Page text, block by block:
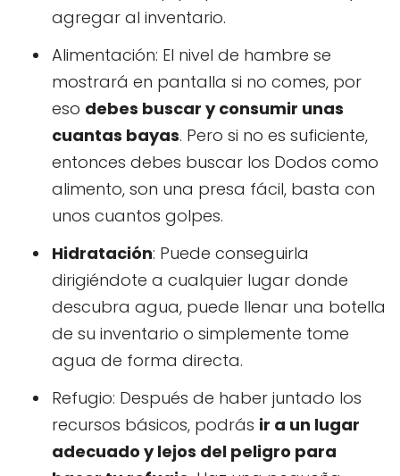
agregar al inventario.
Alimentación: El nivel de hambre se
mostrará en pantalla si no comes, por
eso debes buscar y consumir unas
cuantas bayas. Pero si no es suficiente,
entonces debes buscar los Dodos como
alimento, son una presa fácil, basta con
unos cuantos golpes.
Hidratación: Puede conseguirla
dirigiéndote a cualquier lugar donde
descubra agua, puede llenar una botella
de su inventario o simplemente tome
agua de forma directa.
Refugio: Después de haber juntado los
recursos básicos, podrás ir a un lugar
adecuado y lejos del peligro para